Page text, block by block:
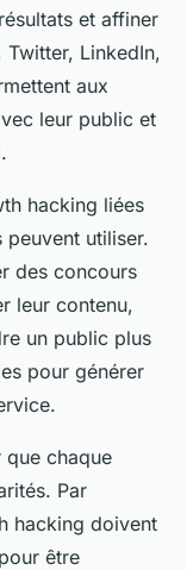
et affiner
LinkedIn,
aux
leur public et
hacking liées
utiliser.
des concours
leur contenu,
un public plus
pour générer
chaque
Par
hacking doivent
être